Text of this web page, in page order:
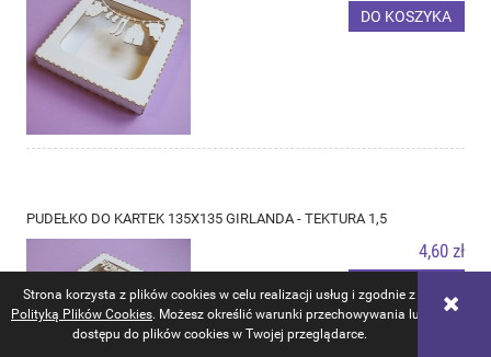
Strona korzysta z plików cookies w celu realizacji usług i zgodnie z
Polityką Plików Cookies. Możesz określić warunki przechowywania lub
dostępu do plików cookies w Twojej przeglądarce.
DO KOSZYKA
PUDEŁKO DO KARTEK 135X135 GIRLANDA - TEKTURA 1,5
4,60 zł